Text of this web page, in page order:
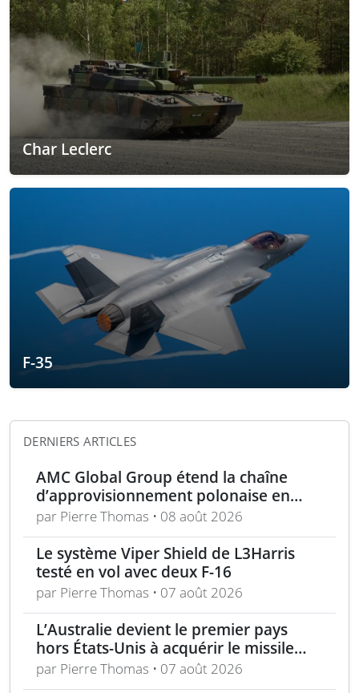
Char Leclerc
F-35
DERNIERS ARTICLES
AMC Global Group étend la chaîne
d’approvisionnement polonaise en
munitions de 155 mm
par Pierre Thomas • 08 août 2026
Le système Viper Shield de L3Harris
testé en vol avec deux F-16
par Pierre Thomas • 07 août 2026
L’Australie devient le premier pays
hors États-Unis à acquérir le missile
AIM-260 JATM
par Pierre Thomas • 07 août 2026